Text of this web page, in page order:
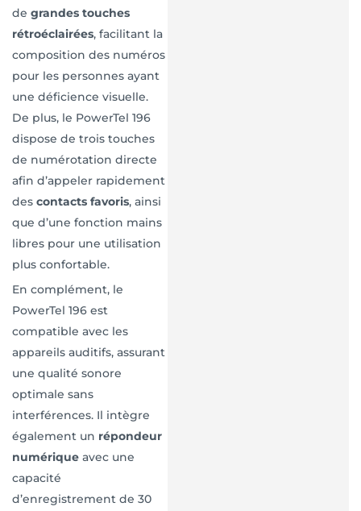
de grandes touches
rétroéclairées, facilitant la
composition des numéros
pour les personnes ayant
une déficience visuelle.
De plus, le PowerTel 196
dispose de trois touches
de numérotation directe
afin d’appeler rapidement
des contacts favoris, ainsi
que d’une fonction mains
libres pour une utilisation
plus confortable.
En complément, le
PowerTel 196 est
compatible avec les
appareils auditifs, assurant
une qualité sonore
optimale sans
interférences. Il intègre
également un répondeur
numérique avec une
capacité
d’enregistrement de 30